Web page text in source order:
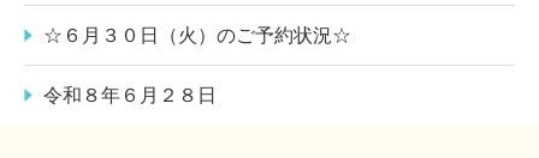
☆６月３０日（火）のご予約状況☆
令和８年６月２８日